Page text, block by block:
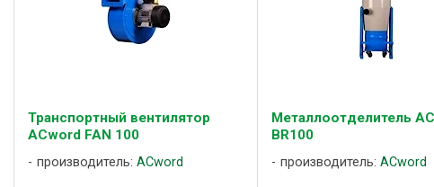
Транспортный вентилятор
ACword FAN 100
производитель: ACword
Металлоотделитель
BR100
производитель: ACword